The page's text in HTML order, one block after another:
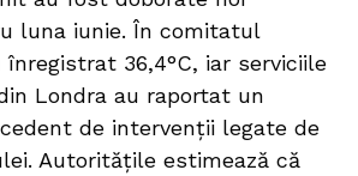
luna iunie. În comitatul
36,4°C, iar serviciile
Londra au raportat un
de intervenții legate de
Autoritățile estimează că